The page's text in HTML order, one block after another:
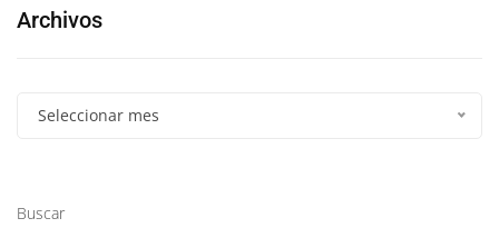
Archivos
Seleccionar mes
Buscar